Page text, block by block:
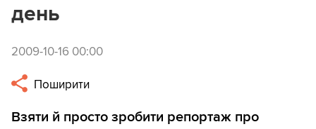
день
2009-10-16 00:00
Поширити
Взяти й просто зробити репортаж про